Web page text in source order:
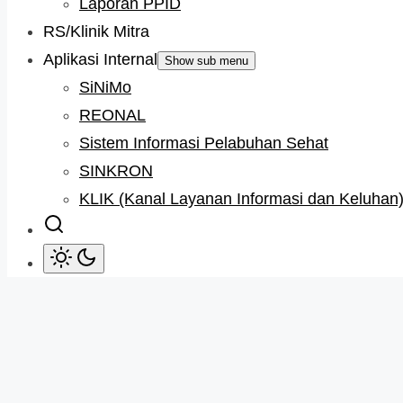
Laporan PPID
RS/Klinik Mitra
Aplikasi Internal
Show sub menu
SiNiMo
REONAL
Sistem Informasi Pelabuhan Sehat
SINKRON
KLIK (Kanal Layanan Informasi dan Keluhan)